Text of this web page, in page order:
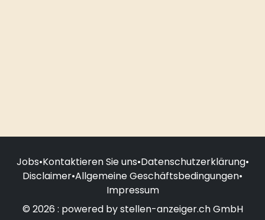
Jobs•Kontaktieren Sie uns•Datenschutzerklärung•
Disclaimer•Allgemeine Geschäftsbedingungen•
Impressum
© 2026 : powered by stellen-anzeiger.ch GmbH